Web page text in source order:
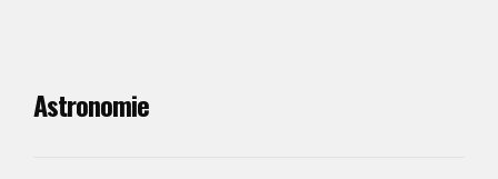
Astronomie